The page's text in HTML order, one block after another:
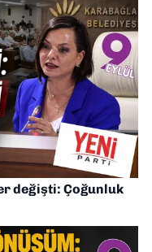
değişti: Çoğunluk